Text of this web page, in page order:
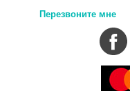
Перезвоните мне